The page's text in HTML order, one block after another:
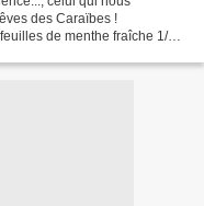
des Caraïbes !
de menthe fraîche 1/2